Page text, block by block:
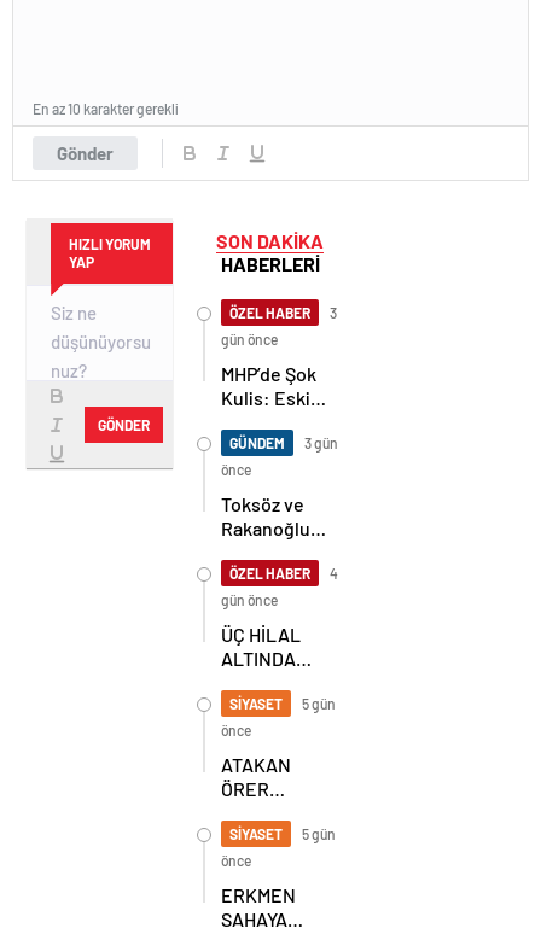
Gönder
En az 10 karakter gerekli
HIZLI YORUM
YAP
GÖNDER
SON DAKİKA
HABERLERİ
ÖZEL HABER
3
gün önce
MHP’de Şok
Kulis: Eski
Sahnede!
Korkmaz Yol
Vermiyor
GÜNDEM
3 gün
önce
Toksöz ve
Rakanoğlu
Acı Günü
ÖZEL HABER
4
gün önce
ÜÇ HİLAL
ALTINDA
BULUŞMA!
SEKİZ İL
BAŞKANI
BİR ARADA
SİYASET
5 gün
önce
ATAKAN
ÖRER
BAŞKAN
SEÇİLDİ
SİYASET
5 gün
önce
ERKMEN
SAHAYA